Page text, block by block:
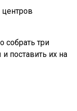
собрать три
поставить их на